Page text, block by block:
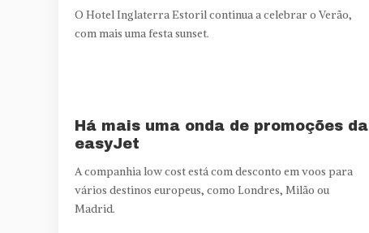
O Hotel Inglaterra Estoril continua a celebrar o Verão,
com mais uma festa sunset.
Há mais uma onda de promoções da
easyJet
A companhia low cost está com desconto em voos para
vários destinos europeus, como Londres, Milão ou
Madrid.